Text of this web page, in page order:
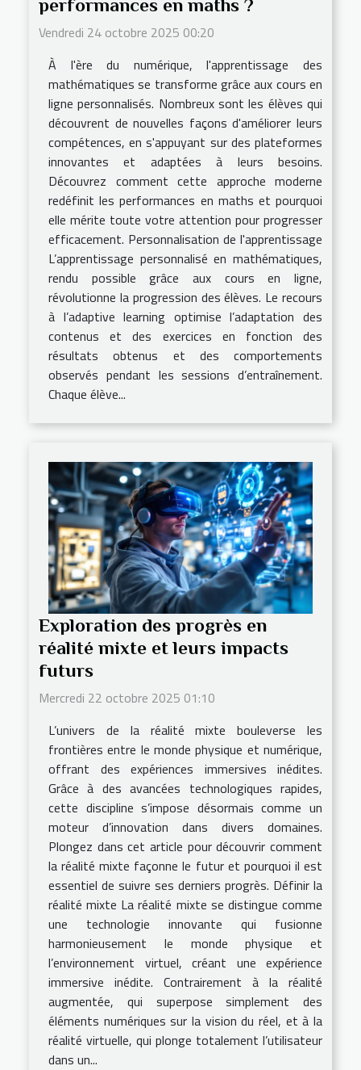
performances en maths ?
Vendredi 24 octobre 2025 00:20
À l'ère du numérique, l'apprentissage des
mathématiques se transforme grâce aux cours en
ligne personnalisés. Nombreux sont les élèves qui
découvrent de nouvelles façons d'améliorer leurs
compétences, en s'appuyant sur des plateformes
innovantes et adaptées à leurs besoins.
Découvrez comment cette approche moderne
redéfinit les performances en maths et pourquoi
elle mérite toute votre attention pour progresser
efficacement. Personnalisation de l'apprentissage
L’apprentissage personnalisé en mathématiques,
rendu possible grâce aux cours en ligne,
révolutionne la progression des élèves. Le recours
à l’adaptive learning optimise l’adaptation des
contenus et des exercices en fonction des
résultats obtenus et des comportements
observés pendant les sessions d’entraînement.
Chaque élève...
Exploration des progrès en
réalité mixte et leurs impacts
futurs
Mercredi 22 octobre 2025 01:10
L’univers de la réalité mixte bouleverse les
frontières entre le monde physique et numérique,
offrant des expériences immersives inédites.
Grâce à des avancées technologiques rapides,
cette discipline s’impose désormais comme un
moteur d’innovation dans divers domaines.
Plongez dans cet article pour découvrir comment
la réalité mixte façonne le futur et pourquoi il est
essentiel de suivre ses derniers progrès. Définir la
réalité mixte La réalité mixte se distingue comme
une technologie innovante qui fusionne
harmonieusement le monde physique et
l’environnement virtuel, créant une expérience
immersive inédite. Contrairement à la réalité
augmentée, qui superpose simplement des
éléments numériques sur la vision du réel, et à la
réalité virtuelle, qui plonge totalement l’utilisateur
dans un...